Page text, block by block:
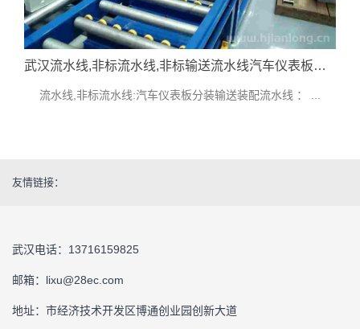
武汉流水线,非标流水线,非标输送流水线汽车仪表板分装输送装配流水线技术指标参考
友情链接：
武汉电话：13716159825
邮箱：lixu@28ec.com
地址：市经济技术开发区博通创业园创新大道